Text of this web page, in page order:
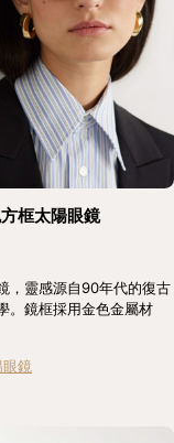
框太陽眼鏡
，靈感源自90年代的復古
。鏡框採用金色金屬材
鏡